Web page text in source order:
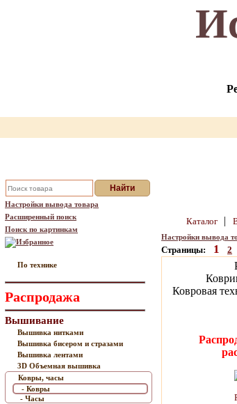
Только для Вас промокод на
Отправить
Настройки вывода товара
Расширенный поиск
Поиск по картинкам
Избранное
По технике
Распродажа
Вышивание
Вышивка нитками
Вышивка бисером и стразами
Вышивка лентами
3D Объемная вышивка
Ковры, часы
- Ковры
- Часы
Каталог |
Настройки вывода
Страницы: 1 2
Ковровая